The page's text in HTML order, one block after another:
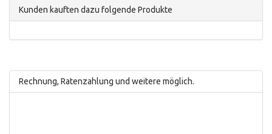
Kunden kauften dazu folgende Produkte
Rechnung, Ratenzahlung und weitere möglich.